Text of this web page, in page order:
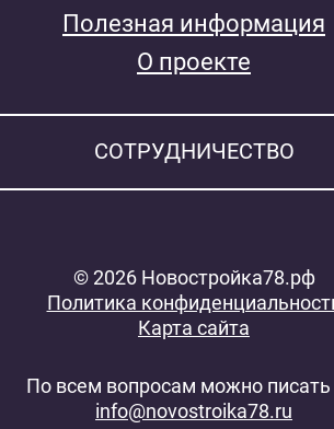
Полезная информация
О проекте
СОТРУДНИЧЕСТВО
© 2026 Новостройка78.рф
Политика
Карта сайта
По всем вопросам можно писать
info@novostroika78.ru